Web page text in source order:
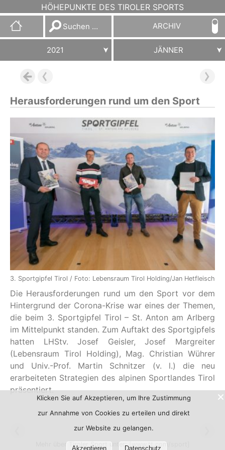
HÖHEPUNKTE DES TIROLER SPORTS
Suchen
nach:
ARCHIV
2021 JÄNNER
Herausforderungen rund um den Sport
3. Sportgipfel Tirol / Foto: Lebensraum Tirol Holding/Jan Hetfleisch
Die Herausforderungen rund um den Sport vor dem
Hintergrund der Corona-Krise war eines der Themen,
die beim 3. Sportgipfel Tirol – St. Anton am Arlberg
im Mittelpunkt standen. Zum Auftakt des Sportgipfels
hatten LHStv. Josef Geisler, Josef Margreiter
(Lebensraum Tirol Holding), Mag. Christian Wührer
und Univ.-Prof. Martin Schnitzer (v. l.) die neu
erarbeiteten Strategien des alpinen Sportlandes Tirol
präsentiert.
Mehr über Tiroler Sport unter: [www.tt.com/sport]
Klicken Sie auf Akzeptieren, um Ihre Zustimmung
zur Annahme von Cookies zu erteilen und direkt
zur Website zu gelangen.
Akzeptieren Datenschutz